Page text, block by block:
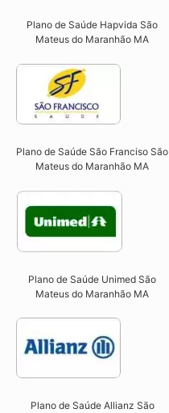
Plano de Saúde Hapvida São
Mateus do Maranhão MA​
Plano de Saúde São Franciso São
Mateus do Maranhão MA​
Plano de Saúde Unimed São
Mateus do Maranhão MA
Plano de Saúde Allianz São